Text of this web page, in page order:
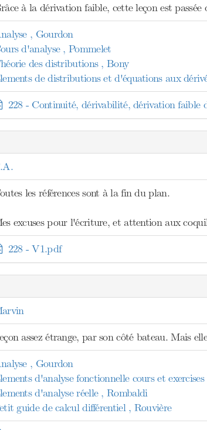
à la dérivation faible, cette leçon est
, Gourdon
d'analyse , Pommelet
des distributions , Bony
de distributions et d'équations aux
228 - Continuité, dérivabilité, dérivation faible
les références sont à la fin du plan.
excuses pour l'écriture, et attention aux
228 - V1.pdf
assez étrange, par son côté bateau. Mais
, Gourdon
d'analyse fonctionnelle cours et
d'analyse réelle , Rombaldi
guide de calcul différentiel , Rouvière